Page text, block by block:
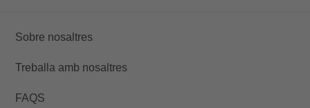
Sobre nosaltres
Treballa amb nosaltres
FAQS